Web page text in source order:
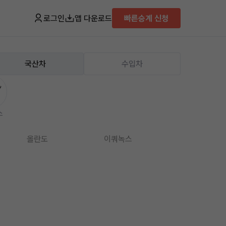
로그인 앱 다운로드 빠른승계 신청
국산차 수입차
올란도 이쿼녹스